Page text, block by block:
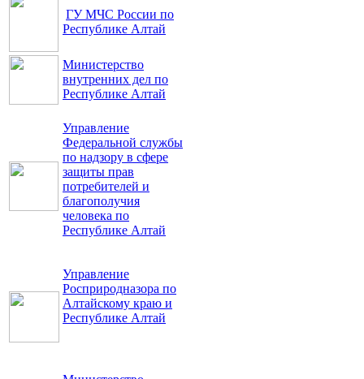
ГУ МЧС России по
Республике Алтай
Министерство
внутренних дел по
Республике Алтай
Управление
Федеральной службы
по надзору в сфере
защиты прав
потребителей и
благополучия
человека по
Республике Алтай
Управление
Росприродназора по
Алтайскому краю и
Республике Алтай